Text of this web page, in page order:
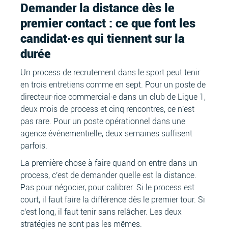
Demander la distance dès le
premier contact : ce que font les
candidat·es qui tiennent sur la
durée
Un process de recrutement dans le sport peut tenir
en trois entretiens comme en sept. Pour un poste de
directeur·rice commercial·e dans un club de Ligue 1,
deux mois de process et cinq rencontres, ce n'est
pas rare. Pour un poste opérationnel dans une
agence événementielle, deux semaines suffisent
parfois.
La première chose à faire quand on entre dans un
process, c'est de demander quelle est la distance.
Pas pour négocier, pour calibrer. Si le process est
court, il faut faire la différence dès le premier tour. Si
c'est long, il faut tenir sans relâcher. Les deux
stratégies ne sont pas les mêmes.